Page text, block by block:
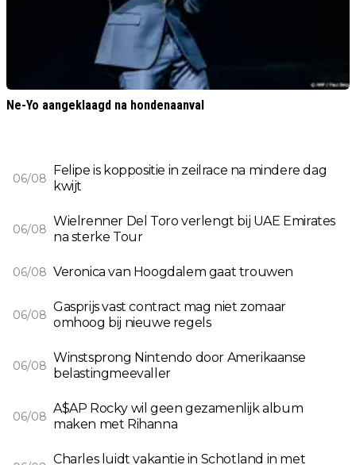
Ne-Yo aangeklaagd na hondenaanval
06/08
Felipe is koppositie in zeilrace na mindere dag
kwijt
06/08
Wielrenner Del Toro verlengt bij UAE Emirates
na sterke Tour
06/08 Veronica van Hoogdalem gaat trouwen
06/08
Gasprijs vast contract mag niet zomaar
omhoog bij nieuwe regels
06/08
Winstsprong Nintendo door Amerikaanse
belastingmeevaller
06/08
A$AP Rocky wil geen gezamenlijk album
maken met Rihanna
Charles luidt vakantie in Schotland in met